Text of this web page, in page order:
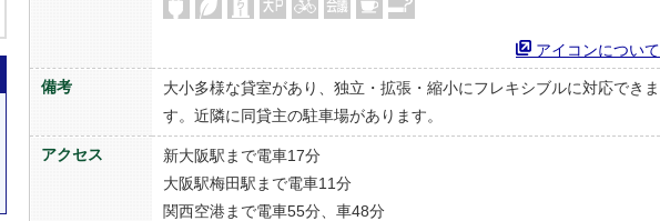
アイコンについて
備考
大小多様な貸室があり、独立・拡張・縮小にフレキシブルに対応できま
す。近隣に同貸主の駐車場があります。
アクセス
新大阪駅まで電車17分
大阪駅梅田駅まで電車11分
関西空港まで電車55分、車48分